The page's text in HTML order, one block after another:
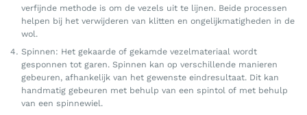
verfijnde methode is om de vezels uit te lijnen. Beide processen
helpen bij het verwijderen van klitten en ongelijkmatigheden in de
wol.
Spinnen: Het gekaarde of gekamde vezelmateriaal wordt
gesponnen tot garen. Spinnen kan op verschillende manieren
gebeuren, afhankelijk van het gewenste eindresultaat. Dit kan
handmatig gebeuren met behulp van een spintol of met behulp
van een spinnewiel.